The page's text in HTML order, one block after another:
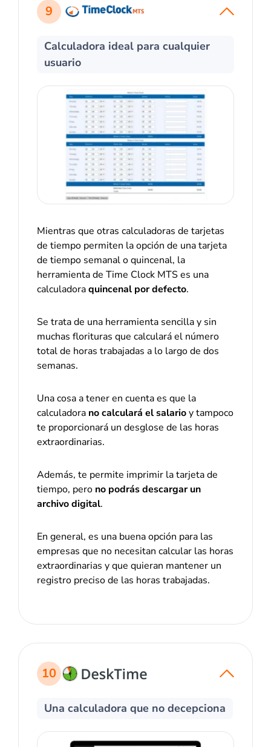
9
Calculadora ideal para cualquier
usuario
Mientras que otras calculadoras de tarjetas
de tiempo permiten la opción de una tarjeta
de tiempo semanal o quincenal, la
herramienta de Time Clock MTS es una
calculadoraquincenal por defecto.
Se trata de una herramienta sencilla y sin
muchas florituras que calculará el número
total de horas trabajadas a lo largo de dos
semanas.
Una cosa a tener en cuenta es que la
calculadora no calculará el salarioy tampoco
te proporcionará un desglose de las horas
extraordinarias.
Además, te permite imprimir la tarjeta de
tiempo, pero no podrás descargar un
archivo digital.
En general, es una buena opción para las
empresas que no necesitan calcular las horas
extraordinarias y que quieran mantener un
registro preciso de las horas trabajadas.
10
Una calculadora que no decepciona